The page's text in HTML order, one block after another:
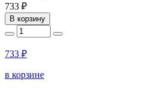
733 ₽
В корзину
733 ₽
в корзине